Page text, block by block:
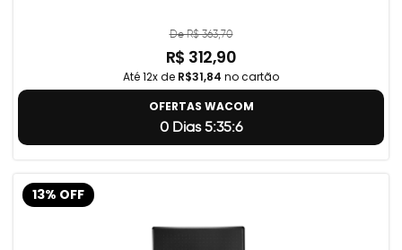
De R$ 363,70
R$ 312,90
Até 12x de R$31,84 no cartão
OFERTAS WACOM
0 Dias 5:35:5
13% OFF